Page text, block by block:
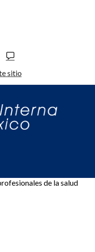
sitio
de la salud